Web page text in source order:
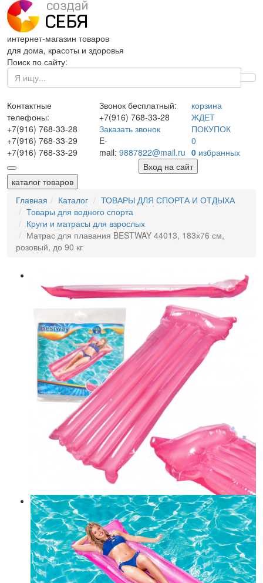
интернет-магазин товаров
для дома, красоты и здоровья
Поиск по сайту:
Контактные
телефоны:
+7(916) 768-33-28
+7(916) 768-33-29
+7(916) 768-33-29
Звонок бесплатный:
+7(916) 768-33-28
Заказать звонок
E-
mail: 9887822@mail.ru
корзина
ЖДЕТ
ПОКУПОК
0
0избранных
Вход на сайт
каталог товаров
Главная
Каталог
ТОВАРЫ ДЛЯ СПОРТА И ОТДЫХА
Товары для водного спорта
Круги и матрасы для взрослых
Матрас для плавания BESTWAY 44013, 183х76 см,
розовый, до 90 кг